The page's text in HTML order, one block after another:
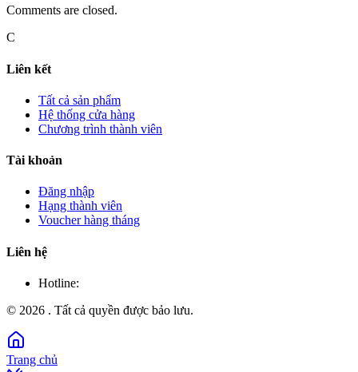
Comments are closed.
C
Liên kết
Tất cả sản phẩm
Hệ thống cửa hàng
Chương trình thành viên
Tài khoản
Đăng nhập
Hạng thành viên
Voucher hàng tháng
Liên hệ
Hotline:
© 2026 . Tất cả quyền được bảo lưu.
Trang chủ